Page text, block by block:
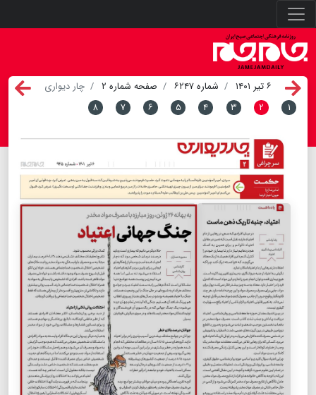
۶ تیر ۱۴۰۱ شماره ۶۲۴۷ صفحه شماره ۲
چار دیواری
۱
۲ ۳ ۴ ۵ ۶ ۷ ۸